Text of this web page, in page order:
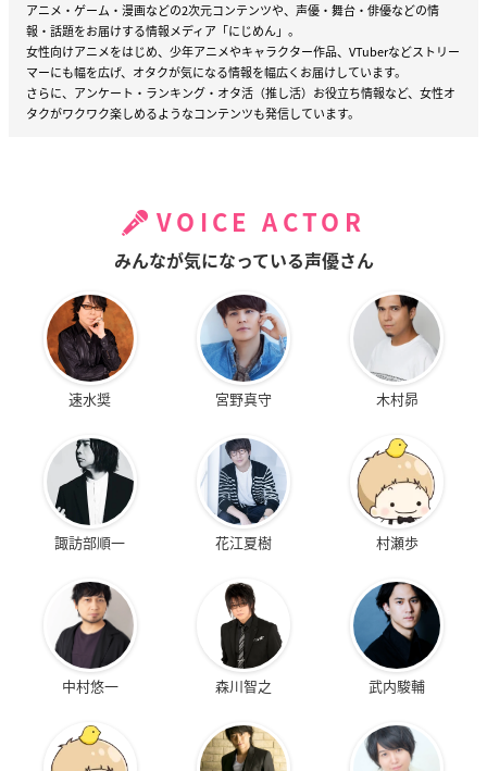
アニメ・ゲーム・漫画などの2次元コンテンツや、声優・舞台・俳優などの情
報・話題をお届けする情報メディア「にじめん」。
女性向けアニメをはじめ、少年アニメやキャラクター作品、VTuberなどストリー
マーにも幅を広げ、オタクが気になる情報を幅広くお届けしています。
さらに、アンケート・ランキング・オタ活（推し活）お役立ち情報など、女性オ
タクがワクワク楽しめるようなコンテンツも発信しています。
VOICE ACTOR
みんなが気になっている声優さん
速水奨 宮野真守 木村昴
諏訪部順一 花江夏樹 村瀬歩
中村悠一 森川智之 武内駿輔